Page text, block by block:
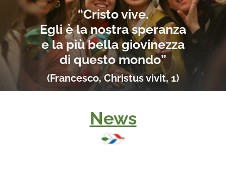
“Cristo vive.
Egli è la nostra speranza
e la più bella giovinezza
di questo mondo”
(Francesco, Christus vivit, 1)
Precedente
News